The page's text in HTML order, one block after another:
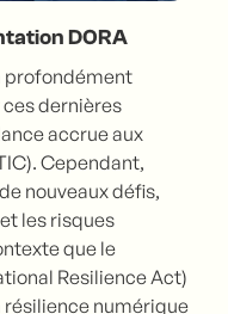
DORA
profondément
dernières
accrue aux
Cependant,
nouveaux défis,
les risques
que le
Resilience Act)
résilience numérique